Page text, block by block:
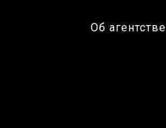
Об агентстве